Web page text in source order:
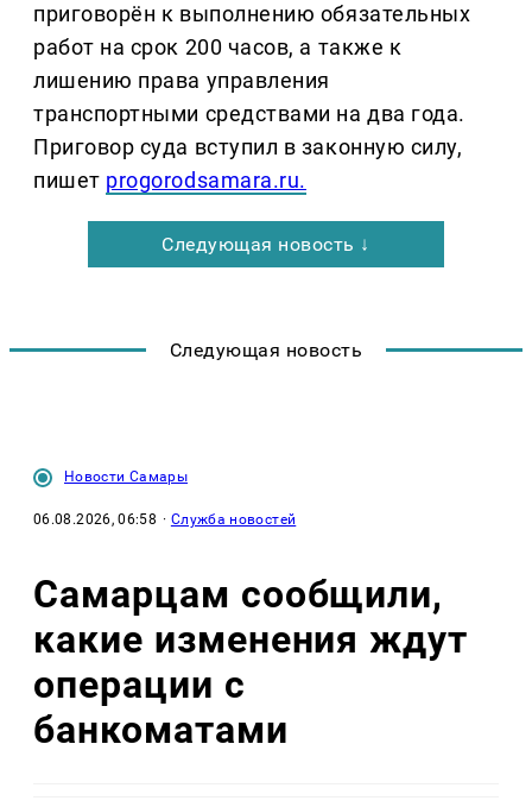
приговорён к выполнению обязательных
работ на срок 200 часов, а также к
лишению права управления
транспортными средствами на два года.
Приговор суда вступил в законную силу,
пишет progorodsamara.ru.
Следующая новость ↓
Следующая новость
Новости Самары
06.08.2026, 06:58 · Служба новостей
Самарцам сообщили,
какие изменения ждут
операции с
банкоматами